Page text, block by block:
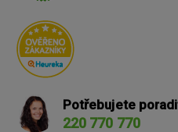
Potřebujete
220 770 770